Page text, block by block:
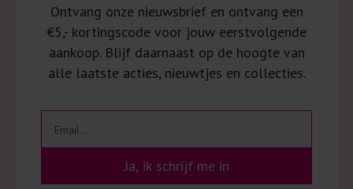
Ontvang onze nieuwsbrief en ontvang een
€5,- kortingscode voor jouw eerstvolgende
aankoop. Blijf daarnaast op de hoogte van
alle laatste acties, nieuwtjes en collecties.
Ja, ik schrijf me in